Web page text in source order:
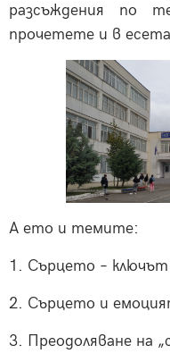
разсъждения по
прочетете и в
А ето и темите:
1. Сърцето –
2. Сърцето и
3. Преодоляване на